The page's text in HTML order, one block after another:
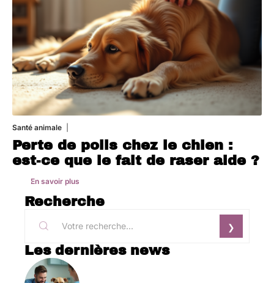
Santé animale
Perte de poils chez le chien :
est-ce que le fait de raser aide ?
En savoir plus
Recherche
Les dernières news